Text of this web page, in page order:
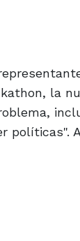
la
políticas".